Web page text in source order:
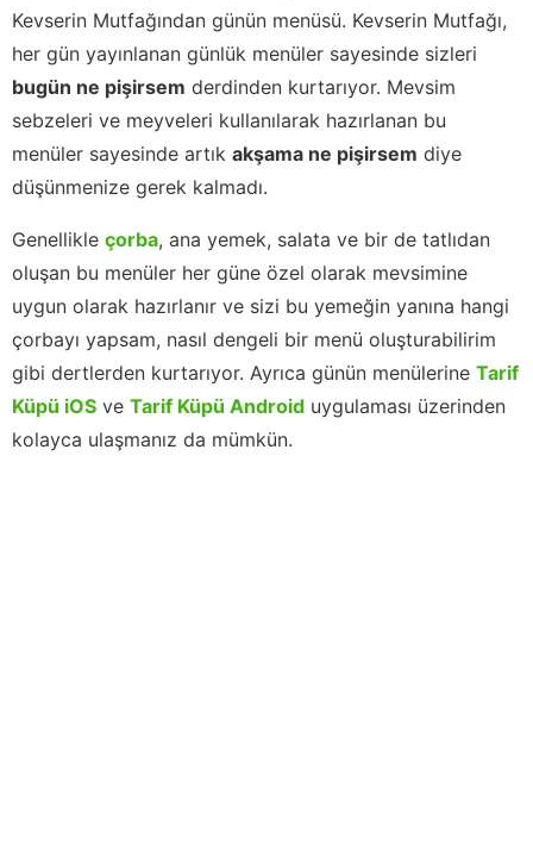
Kevserin Mutfağından günün menüsü. Kevserin Mutfağı,
her gün yayınlanan günlük menüler sayesinde sizleri
bugün ne pişirsem derdinden kurtarıyor. Mevsim
sebzeleri ve meyveleri kullanılarak hazırlanan bu
menüler sayesinde artık akşama ne pişirsem diye
düşünmenize gerek kalmadı.
Genellikle çorba, ana yemek, salata ve bir de tatlıdan
oluşan bu menüler her güne özel olarak mevsimine
uygun olarak hazırlanır ve sizi bu yemeğin yanına hangi
çorbayı yapsam, nasıl dengeli bir menü oluşturabilirim
gibi dertlerden kurtarıyor. Ayrıca günün menülerine Tarif
Küpü iOS ve Tarif Küpü Android uygulaması üzerinden
kolayca ulaşmanız da mümkün.